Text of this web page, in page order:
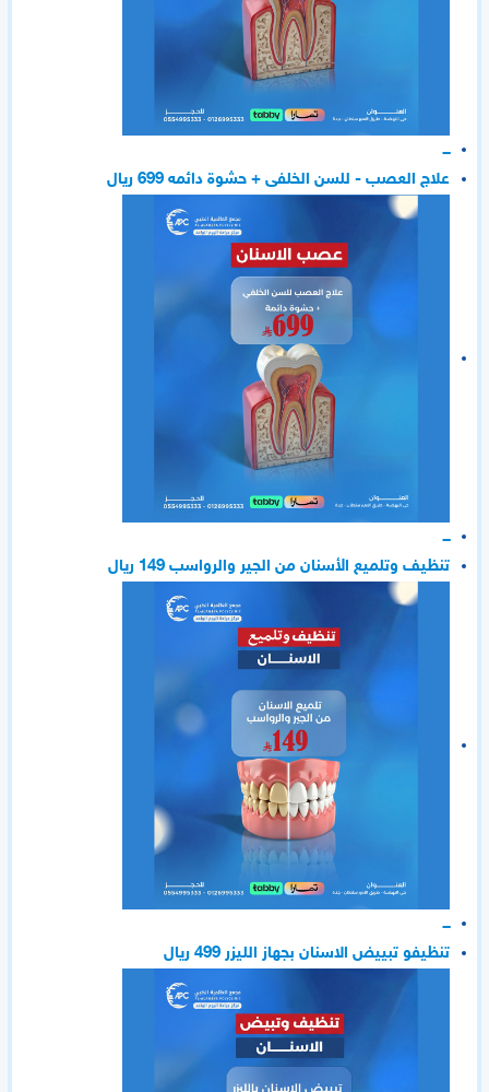
ـــ
علاج العصب - للسن الخلفى + حشوة دائمه 699 ريال
ـــ
تنظيف وتلميع الأسنان من الجير والرواسب 149 ريال
ـــ
تنظيفو تبييض الاسنان بجهاز الليزر 499 ريال